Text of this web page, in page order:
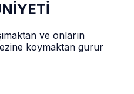
ve onların
koymaktan gurur